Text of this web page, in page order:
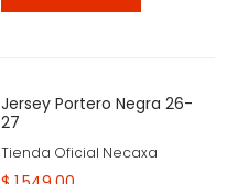
Jersey Portero Negra 26-
27
Tienda Oficial Necaxa